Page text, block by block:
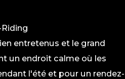
entretenus et le grand
un endroit calme où les
l'été et pour un rendez-